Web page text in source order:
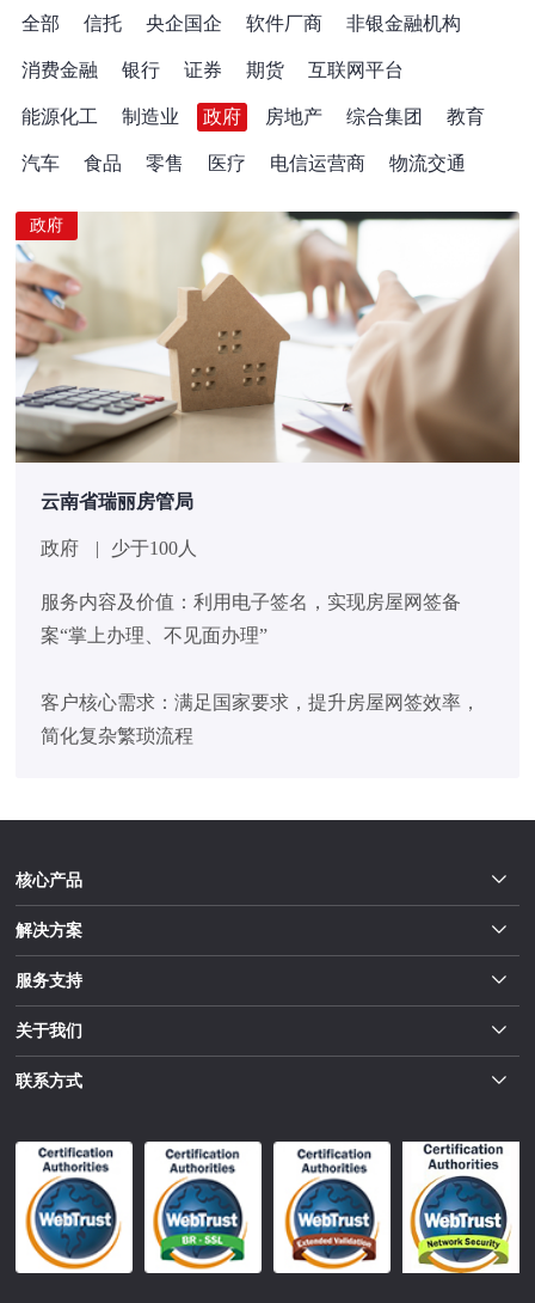
全部 信托 央企国企 软件厂商 非银金融机构
消费金融 银行 证券 期货 互联网平台
能源化工 制造业 政府 房地产 综合集团 教育
汽车 食品 零售 医疗 电信运营商 物流交通
政府
云南省瑞丽房管局
政府 | 少于100人
服务内容及价值：利用电子签名，实现房屋网签备
案“掌上办理、不见面办理”
客户核心需求：满足国家要求，提升房屋网签效率，
简化复杂繁琐流程
核心产品
解决方案
服务支持
关于我们
联系方式